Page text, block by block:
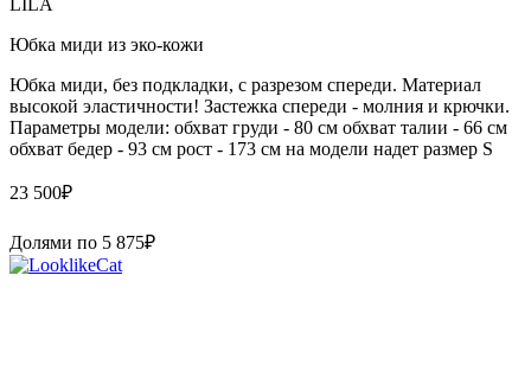
Юбка миди из эко-кожи
Юбка миди, без подкладки, с разрезом спереди. Материал
высокой эластичности! Застежка спереди - молния и крючки.
Параметры модели: обхват груди - 80 см обхват талии - 66 см
обхват бедер - 93 см рост - 173 см на модели надет размер S
23 500₽
Долями по 5 875₽